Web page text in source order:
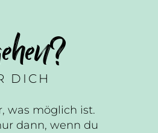
DICH
was möglich ist.
dann, wenn du